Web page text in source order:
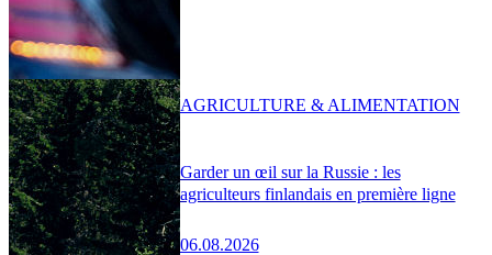
Garder un œil sur la Russie : les
agriculteurs finlandais en première ligne
06.08.2026
AGRICULTURE & ALIMENTATION